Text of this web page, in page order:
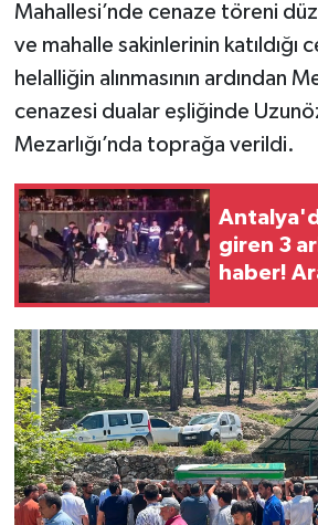
Mahallesi’nde cenaze töreni
ve mahalle sakinlerinin katıldığı
helalliğin alınmasının ardından
cenazesi dualar eşliğinde
Mezarlığı’nda toprağa verildi.
giren 3
haber!